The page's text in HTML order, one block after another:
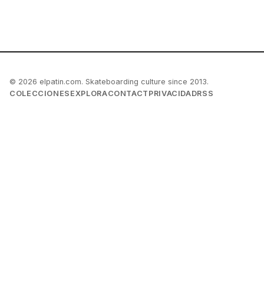
© 2026 elpatin.com. Skateboarding culture since 2013.
COLECCIONES EXPLORACONTACT PRIVACIDADRSS